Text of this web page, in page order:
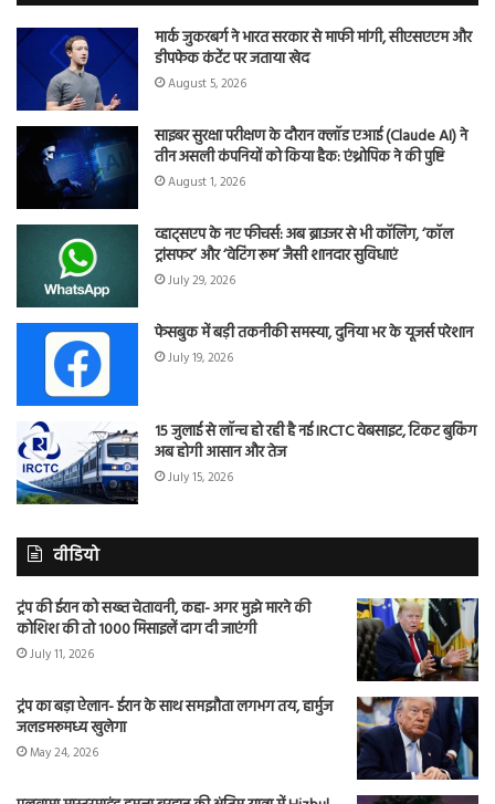
मार्क जुकरबर्ग ने भारत सरकार से माफी मांगी, सीएसएएम और
डीपफेक कंटेंट पर जताया खेद
August 5, 2026
साइबर सुरक्षा परीक्षण के दौरान क्लॉड एआई (Claude AI) ने
तीन असली कंपनियों को किया हैक: एंथ्रोपिक ने की पुष्टि
August 1, 2026
व्हाट्सएप के नए फीचर्स: अब ब्राउजर से भी कॉलिंग, ‘कॉल
ट्रांसफर’ और ‘वेटिंग रूम’ जैसी शानदार सुविधाएं
July 29, 2026
फेसबुक में बड़ी तकनीकी समस्या, दुनिया भर के यूजर्स परेशान
July 19, 2026
15 जुलाई से लॉन्च हो रही है नई IRCTC वेबसाइट, टिकट बुकिंग
अब होगी आसान और तेज
July 15, 2026
वीडियो
ट्रंप की ईरान को सख्त चेतावनी, कहा- अगर मुझे मारने की
कोशिश की तो 1000 मिसाइलें दाग दी जाएंगी
July 11, 2026
ट्रंप का बड़ा ऐलान- ईरान के साथ समझौता लगभग तय, हार्मुज
जलडमरूमध्य खुलेगा
May 24, 2026